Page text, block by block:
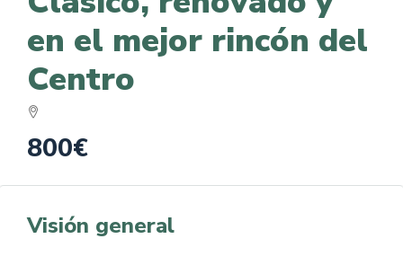
en el mejor rincón del
Centro
800€
Visión general